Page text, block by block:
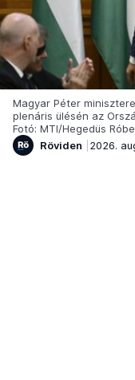
Magyar Péter
plenáris ülésén az
Fotó: MTI/Hegedüs
Röviden
2026.